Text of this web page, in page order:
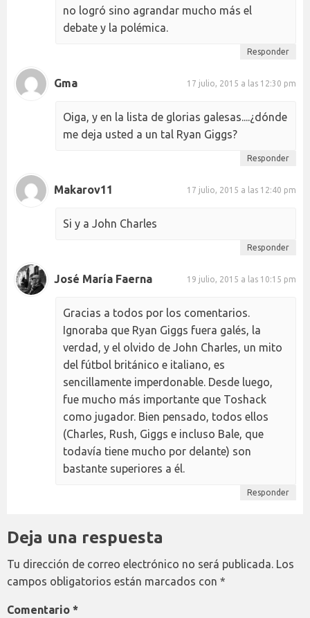
no logró sino agrandar mucho más el
debate y la polémica.
Responder
Gma 17 julio, 2015 a las 12:30 pm
Oiga, y en la lista de glorias galesas....¿dónde
me deja usted a un tal Ryan Giggs?
Responder
Makarov11 17 julio, 2015 a las 12:40 pm
Si y a John Charles
Responder
José María Faerna 19 julio, 2015 a las 10:15 pm
Gracias a todos por los comentarios.
Ignoraba que Ryan Giggs fuera galés, la
verdad, y el olvido de John Charles, un mito
del fútbol británico e italiano, es
sencillamente imperdonable. Desde luego,
fue mucho más importante que Toshack
como jugador. Bien pensado, todos ellos
(Charles, Rush, Giggs e incluso Bale, que
todavía tiene mucho por delante) son
bastante superiores a él.
Responder
Deja una respuesta
Tu dirección de correo electrónico no será publicada. Los
campos obligatorios están marcados con *
Comentario *